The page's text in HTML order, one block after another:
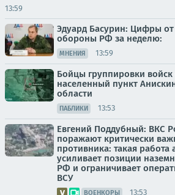
13:59
Эдуард Басурин: Цифры
обороны РФ за неделю:
МНЕНИЯ 13:59
Бойцы группировки
населенный пункт
области
ПАБЛИКИ 13:53
Евгений Поддубный: ВКС
поражают критически
противника: такая
усиливает позиции
РФ и ограничивает
ВСУ
ВОЕНКОРЫ 13:53